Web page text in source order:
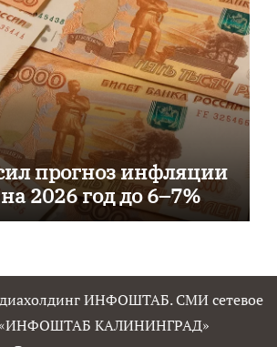
прогноз инфляции
2026 год до 6–7%
ИНФОШТАБ. СМИ сетевое
«ИНФОШТАБ КАЛИНИНГРАД»